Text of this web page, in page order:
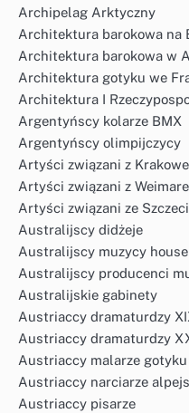
Archipelag Arktyczny
Architektura barokowa na
Architektura barokowa w
Architektura gotyku we
Architektura I
Argentyńscy kolarze BMX
Argentyńscy olimpijczycy
Artyści związani z
Artyści związani z
Artyści związani ze
Australijscy didżeje
Australijscy muzycy house
Australijscy producenci
Australijskie gabinety
Austriaccy dramaturdzy
Austriaccy dramaturdzy
Austriaccy malarze gotyku
Austriaccy narciarze
Austriaccy pisarze